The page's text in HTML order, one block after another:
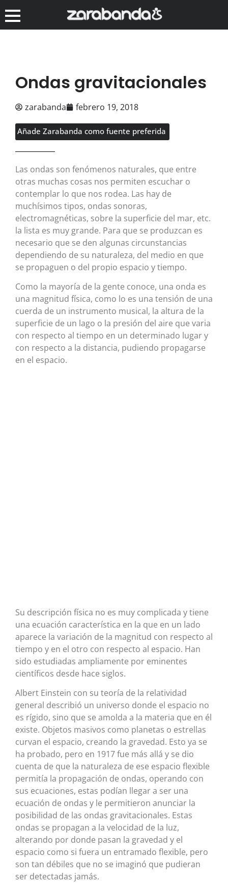
Ondas gravitacionales
zarabanda febrero 19, 2018
Añade Zarabanda como fuente preferida
Las ondas son fenómenos naturales, que entre
otras muchas cosas nos permiten escuchar o
contemplar lo que nos rodea. Las hay de
muchísimos tipos, ondas sonoras,
electromagnéticas, sobre la superficie del mar, etc.
la lista es muy grande. Para que se produzcan es
necesario que se den algunas circunstancias
dependiendo de su naturaleza, del medio en que
se propaguen o del propio espacio y tiempo.
Como la mayoría de la gente conoce, una onda es
una magnitud física, como lo es una tensión de una
cuerda de un instrumento musical, la altura de la
superficie de un lago o la presión del aire que varia
con respecto al tiempo en un determinado lugar y
con respecto a la distancia, pudiendo propagarse
en el espacio.
Su descripción física no es muy complicada y tiene
una ecuación característica en la que en un lado
aparece la variación de la magnitud con respecto al
tiempo y en el otro con respecto al espacio. Han
sido estudiadas ampliamente por eminentes
científicos desde hace siglos.
Albert Einstein con su teoría de la relatividad
general describió un universo donde el espacio no
es rígido, sino que se amolda a la materia que en él
existe. Objetos masivos como planetas o estrellas
curvan el espacio, creando la gravedad. Esto ya se
ha probado, pero en 1917 fue más allá y se dio
cuenta de que la naturaleza de ese espacio flexible
permitía la propagación de ondas, operando con
sus ecuaciones, estas podían llegar a ser una
ecuación de ondas y le permitieron anunciar la
posibilidad de las ondas gravitacionales. Estas
ondas se propagan a la velocidad de la luz,
alterando por donde pasan la gravedad y el
espacio como si fuera un entramado flexible, pero
son tan débiles que no se imaginó que pudieran
ser detectadas jamás.